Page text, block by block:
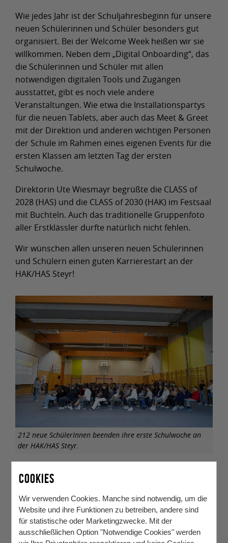
Wie jedes Jahr ist der Schuljahresbeginn für unsere
neuen Schülerinnen und Schüler besonders gut
organisiert. Bei der Welcome Week heißen wir sie
willkommen. Neben dem „Digital Onboarding“, das
die Schülerinnen und Schüler mit allen
notwendigen digitalen Tools und Zugängen
ausstattet, gibt es noch viele andere
Veranstaltungen. Wie etwa die Installationspartys
für die neuen Tablets, aber auch das Meet & Greet
mit der Direktion und anderen wichtigen Personen
der Schule im Rahmen eines eigenen Events für die
ersten Klassen am letzten Tag der ersten
Schulwoche.
Direktorin Ute Wiesmayr begrüßte die CLASS of
2028 (HAS) und die CLASS of 2030 (HAK) im Festsaal
mit Buchteln. Auch das traditionelle Gruppenfoto
aller Erstklässler durfte natürlich nicht fehlen.
Wir wünschen allen unseren neuen Schülerinnen
und Schülern einen guten Karrierestart an der
HAK/HAS Steyr!
212 neue SchülerInnen beenden ihre erste Schulwoche an
der HAK/HAS Steyr.
Zurück
COOKIES
Wir verwenden Cookies. Manche sind notwendig, um die
Website und ihre Funktionen zu betreiben, andere sind
für statistische oder Marketingzwecke. Mit der
ausschließlichen Option "Notwendige Cookies" werden